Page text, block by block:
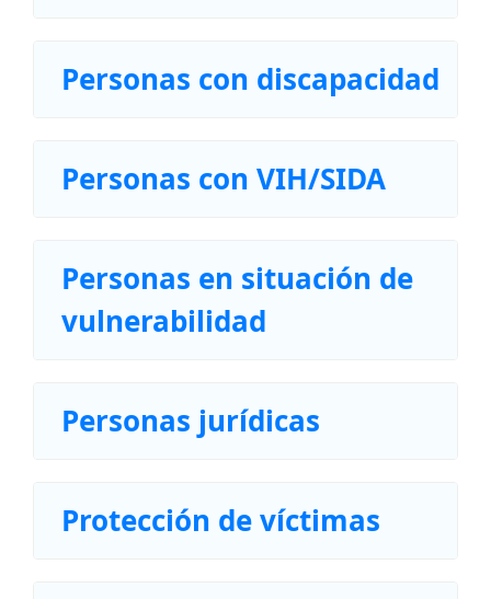
Personas con discapacidad
Personas con VIH/SIDA
Personas en situación de
vulnerabilidad
Personas jurídicas
Protección de víctimas